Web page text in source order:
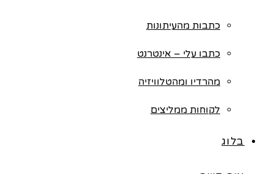
כתבות מהעיתונות
כתבו עלי – אינטרנט
מהרדיו ומהטלוויזיה
לקוחות ממליצים
בלוג